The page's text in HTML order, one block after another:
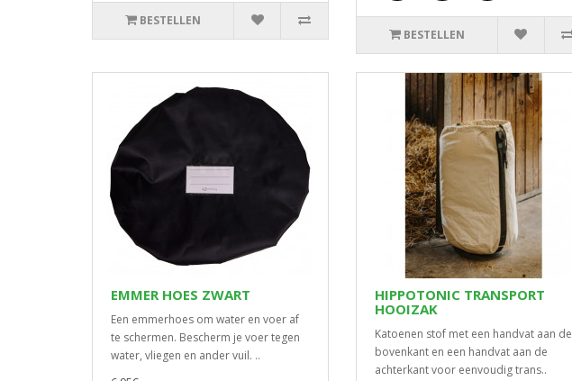
BESTELLEN
BESTELLEN
EMMER HOES ZWART
Een emmerhoes om water en voer af
te schermen. Bescherm je voer tegen
water, vliegen en ander vuil. ..
HIPPOTONIC TRANSPORT
HOOIZAK
Katoenen stof met een handvat aan de
bovenkant en een handvat aan de
achterkant voor eenvoudig trans..